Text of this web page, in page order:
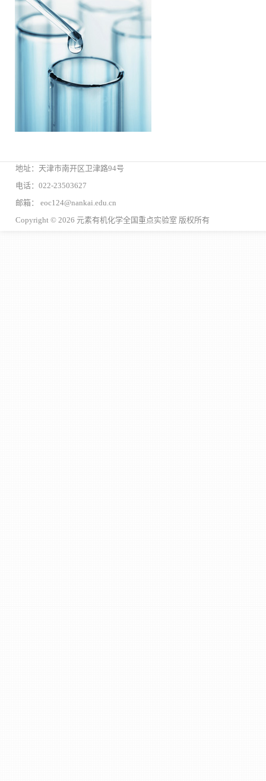
地址：天津市南开区卫津路94号
电话：022-23503627
邮箱： eoc124@nankai.edu.cn
Copyright © 2026 元素有机化学全国重点实验室 版权所有